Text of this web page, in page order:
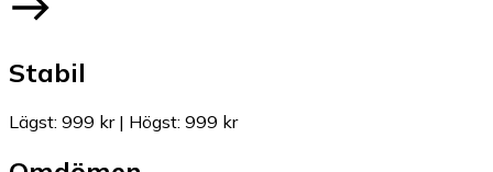
Stabil
Lägst: 999 kr| Högst: 999 kr